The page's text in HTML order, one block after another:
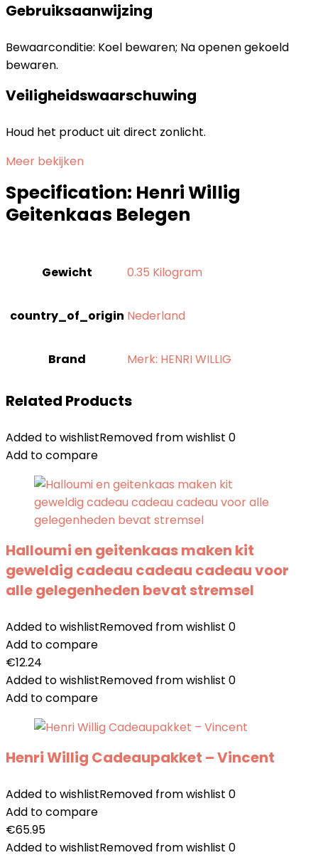
Gebruiksaanwijzing
Bewaarconditie: Koel bewaren; Na openen gekoeld
bewaren.
Veiligheidswaarschuwing
Houd het product uit direct zonlicht.
Meer bekijken
Specification: Henri Willig
Geitenkaas Belegen
Gewicht ‎0.35 Kilogram
country_of_origin ‎Nederland
Brand Merk: HENRI WILLIG
Related Products
Added to wishlistRemoved from wishlist 0
Add to compare
Halloumi en geitenkaas maken kit
geweldig cadeau cadeau cadeau voor
alle gelegenheden bevat stremsel
Added to wishlistRemoved from wishlist 0
Add to compare
€12.24
Added to wishlistRemoved from wishlist 0
Add to compare
Henri Willig Cadeaupakket – Vincent
Added to wishlistRemoved from wishlist 0
Add to compare
€65.95
Added to wishlistRemoved from wishlist 0